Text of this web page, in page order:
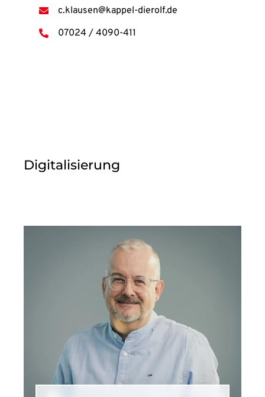
c.klausen@kappel-dierolf.de
07024 / 4090-411
Digitalisierung